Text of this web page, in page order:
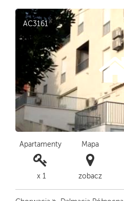
AC3161
Apartamenty
x 1
Mapa
zobacz